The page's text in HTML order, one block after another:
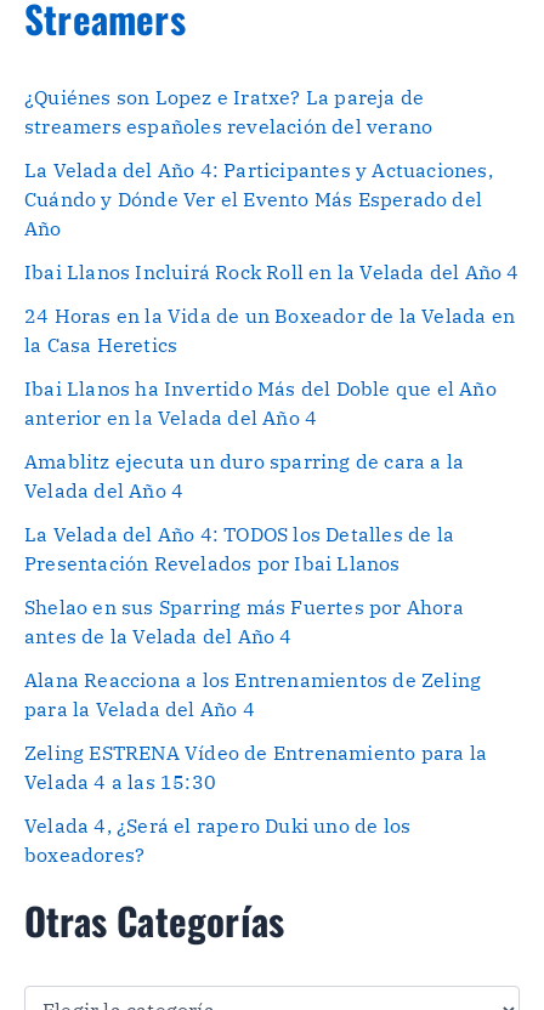
Streamers
¿Quiénes son Lopez e Iratxe? La pareja de
streamers españoles revelación del verano
La Velada del Año 4: Participantes y Actuaciones,
Cuándo y Dónde Ver el Evento Más Esperado del
Año
Ibai Llanos Incluirá Rock Roll en la Velada del Año 4
24 Horas en la Vida de un Boxeador de la Velada en
la Casa Heretics
Ibai Llanos ha Invertido Más del Doble que el Año
anterior en la Velada del Año 4
Amablitz ejecuta un duro sparring de cara a la
Velada del Año 4
La Velada del Año 4: TODOS los Detalles de la
Presentación Revelados por Ibai Llanos
Shelao en sus Sparring más Fuertes por Ahora
antes de la Velada del Año 4
Alana Reacciona a los Entrenamientos de Zeling
para la Velada del Año 4
Zeling ESTRENA Vídeo de Entrenamiento para la
Velada 4 a las 15:30
Velada 4, ¿Será el rapero Duki uno de los
boxeadores?
Otras Categorías
O